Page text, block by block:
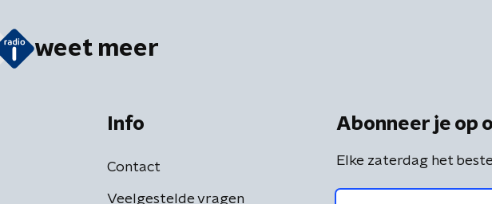
weet meer
Info
Contact
Veelgestelde vragen
Abonneer je op
Elke zaterdag het